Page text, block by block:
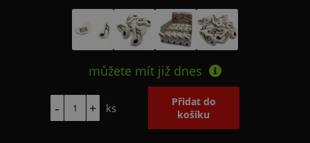
můžete mít již dnes
ks